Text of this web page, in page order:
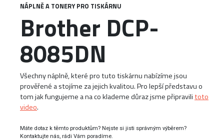
NÁPLNĚ A TONERY PRO TISKÁRNU
Brother DCP-
8085DN
Všechny náplně, které pro tuto tiskárnu nabízíme jsou
prověřené a stojíme za jejich kvalitou. Pro lepší představu o
tom jak fungujeme a na co klademe důraz jsme připravilitoto
video.
Máte dotaz k těmto produktům? Nejste si jisti správným výběrem?
Kontaktujte nás, rádi Vám poradíme.